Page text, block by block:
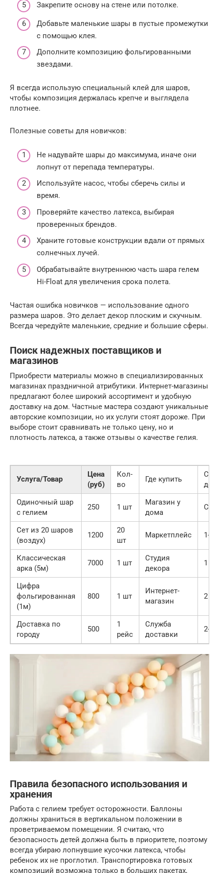
Закрепите основу на стене или потолке.
Добавьте маленькие шары в пустые промежутки
с помощью клея.
Дополните композицию фольгированными
звездами.
Я всегда использую специальный клей для шаров,
чтобы композиция держалась крепче и выглядела
плотнее.
Полезные советы для новичков:
Не надувайте шары до максимума, иначе они
лопнут от перепада температуры.
Используйте насос, чтобы сберечь силы и
время.
Проверяйте качество латекса, выбирая
проверенных брендов.
Храните готовые конструкции вдали от прямых
солнечных лучей.
Обрабатывайте внутреннюю часть шара гелем
Hi-Float для увеличения срока полета.
Частая ошибка новичков — использование одного
размера шаров. Это делает декор плоским и скучным.
Всегда чередуйте маленькие, средние и большие сферы.
Поиск надежных поставщиков и
магазинов
Приобрести материалы можно в специализированных
магазинах праздничной атрибутики. Интернет-магазины
предлагают более широкий ассортимент и удобную
доставку на дом. Частные мастера создают уникальные
авторские композиции, но их услуги стоят дороже. При
выборе стоит сравнивать не только цену, но и
плотность латекса, а также отзывы о качестве гелия.
Услуга/Товар
Цена
(руб)
Кол-
во
Где купить
Одиночный шар
с гелием
250 1 шт
Магазин у
дома
Сет из 20 шаров
(воздух)
1200
20
шт
Маркетплейс 1-3
Классическая
арка (5м)
7000 1 шт
Студия
декора
1
Цифра
фольгированная
(1м)
800 1 шт
Интернет-
магазин
2
Доставка по
городу
500
1
рейс
Служба
доставки
2-4
Правила безопасного использования и
хранения
Работа с гелием требует осторожности. Баллоны
должны храниться в вертикальном положении в
проветриваемом помещении. Я считаю, что
безопасность детей должна быть в приоритете, поэтому
всегда убираю лопнувшие кусочки латекса, чтобы
ребенок их не проглотил. Транспортировка готовых
композиций возможна только в больших пакетах,